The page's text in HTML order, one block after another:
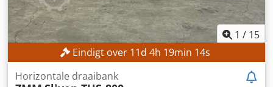
1 / 15
Eindigt over 11d 4h 19min 12s
Horizontale draaibank